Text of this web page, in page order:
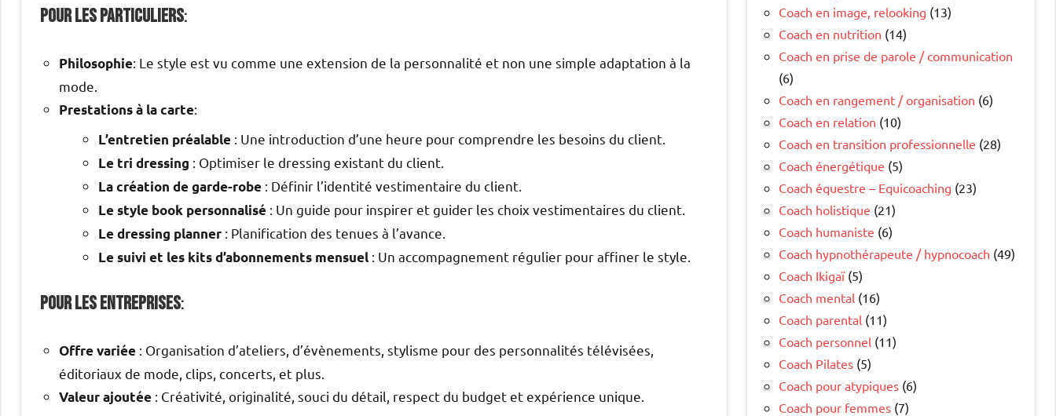
Pour les particuliers:
Philosophie: Le style est vu comme une extension de la personnalité et non une simple adaptation à la
mode.
Prestations à la carte:
L’entretien préalable: Une introduction d’une heure pour comprendre les besoins du client.
Le tri dressing : Optimiser le dressing existant du client.
La création de garde-robe: Définir l’identité vestimentaire du client.
Le style book personnalisé: Un guide pour inspirer et guider les choix vestimentaires du client.
Le dressing planner: Planification des tenues à l’avance.
Le suivi et les kits d’abonnements mensuel: Un accompagnement régulier pour affiner le style.
Pour les entreprises:
Offre variée : Organisation d’ateliers, d’évènements, stylisme pour des personnalités télévisées,
éditoriaux de mode, clips, concerts, et plus.
Valeur ajoutée : Créativité, originalité, souci du détail, respect du budget et expérience unique.
Coach en image, relooking (13)
Coach en nutrition (14)
Coach en prise de parole / communication
(6)
Coach en rangement / organisation (6)
Coach en relation (10)
Coach en transition professionnelle (28)
Coach énergétique (5)
Coach équestre – Equicoaching (23)
Coach holistique (21)
Coach humaniste (6)
Coach hypnothérapeute / hypnocoach (49)
Coach Ikigaï(5)
Coach mental (16)
Coach parental (11)
Coach personnel (11)
Coach Pilates (5)
Coach pour atypiques (6)
Coach pour femmes (7)